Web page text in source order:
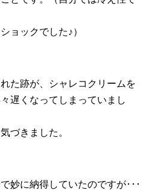
ョックでした♪）
た跡が、シャレコクリームを
遅くなってしまっていまし
づきました。
妙に納得していたのですが･･･